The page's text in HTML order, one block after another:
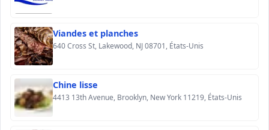
Viandes et planches
640 Cross St, Lakewood, NJ 08701, États-Unis
Chine lisse
4413 13th Avenue, Brooklyn, New York 11219, États-Unis